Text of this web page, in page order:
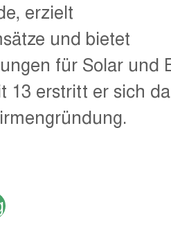
erzielt
und bietet
für Solar und
13 erstritt er sich